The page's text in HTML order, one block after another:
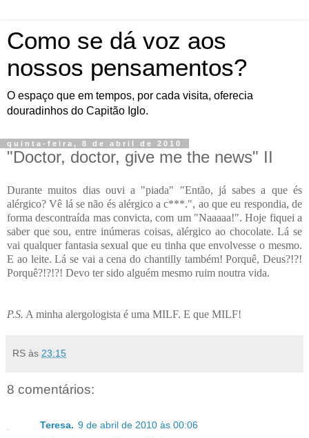
Como se dá voz aos
nossos pensamentos?
O espaço que em tempos, por cada visita, oferecia
douradinhos do Capitão Iglo.
quinta-feira, 8 de abril de 2010
"Doctor, doctor, give me the news" II
Durante muitos dias ouvi a "piada" "Então, já sabes a que és
alérgico? Vê lá se não és alérgico a c***.", ao que eu respondia, de
forma descontraída mas convicta, com um "Naaaaa!". Hoje fiquei a
saber que sou, entre inúmeras coisas, alérgico ao chocolate. Lá se
vai qualquer fantasia sexual que eu tinha que envolvesse o mesmo.
E ao leite. Lá se vai a cena do chantilly também! Porquê, Deus?!?!
Porquê?!?!?! Devo ter sido alguém mesmo ruim noutra vida.
P.S. A minha alergologista é uma MILF. E que MILF!
RS às 23:15
8 comentários:
Teresa. 9 de abril de 2010 às 00:06